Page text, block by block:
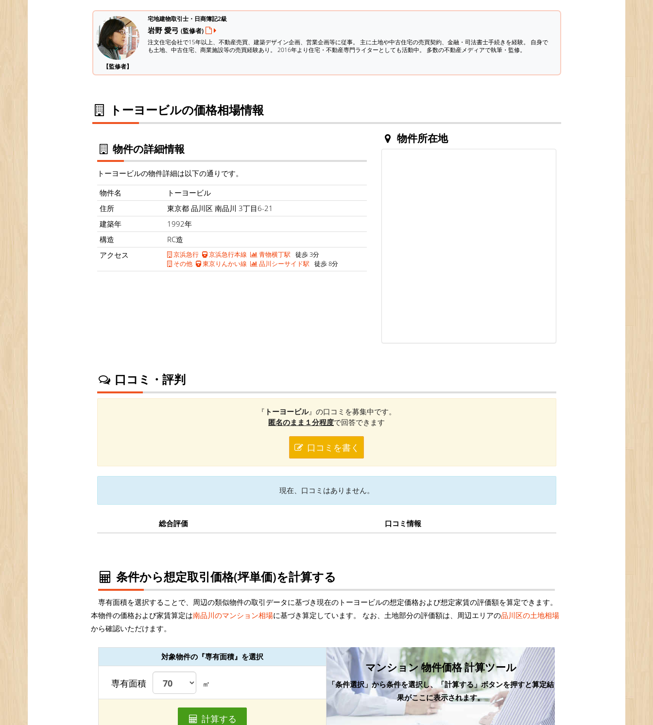
【監修者】
宅地建物取引士・日商簿記2級
岩野 愛弓 (監修者)
注文住宅会社で15年以上、不動産売買、建築デザイン企画、営業企画等に従事。 主に土地や中古住宅の売買契約、金融・司法書士手続きを経験。 自身で
も土地、中古住宅、商業施設等の売買経験あり。 2016年より住宅・不動産専門ライターとしても活動中。 多数の不動産メディアで執筆・監修。
トーヨービルの価格相場情報
物件の詳細情報
トーヨービルの物件詳細は以下の通りです。
物件名
トーヨービル
住所
東京都 品川区 南品川 3丁目6-21
建築年
1992年
構造
RC造
アクセス
京浜急行 京浜急行本線 青物横丁駅 徒歩 3分
その他
東京りんかい線 品川シーサイド駅 徒歩 8分
物件所在地
口コミ・評判
『 トーヨービル』の口コミを募集中です。
匿名のまま１分程度で回答できます
口コミを書く
現在、口コミはありません。
総合評価 口コミ情報
条件から想定取引価格(坪単価)を計算する
専有面積を選択することで、周辺の類似物件の取引データに基づき現在のトーヨービルの想定価格および想定家賃の評価額を算定できます。
本物件の価格および家賃算定は南品川のマンション相場に基づき算定しています。 なお、土地部分の評価額は、周辺エリアの品川区の土地相場
から確認いただけます。
対象物件の『専有面積』を選択
専有面積 ㎡
計算する
マンション 物件価格 計算ツール
「条件選択」から条件を選択し、「計算する」ボタンを押すと算定結
果がここに表示されます。